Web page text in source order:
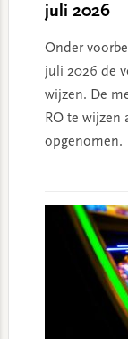
juli 2026
Onder
juli 2026 de
wijzen. De
RO te
opgenomen.